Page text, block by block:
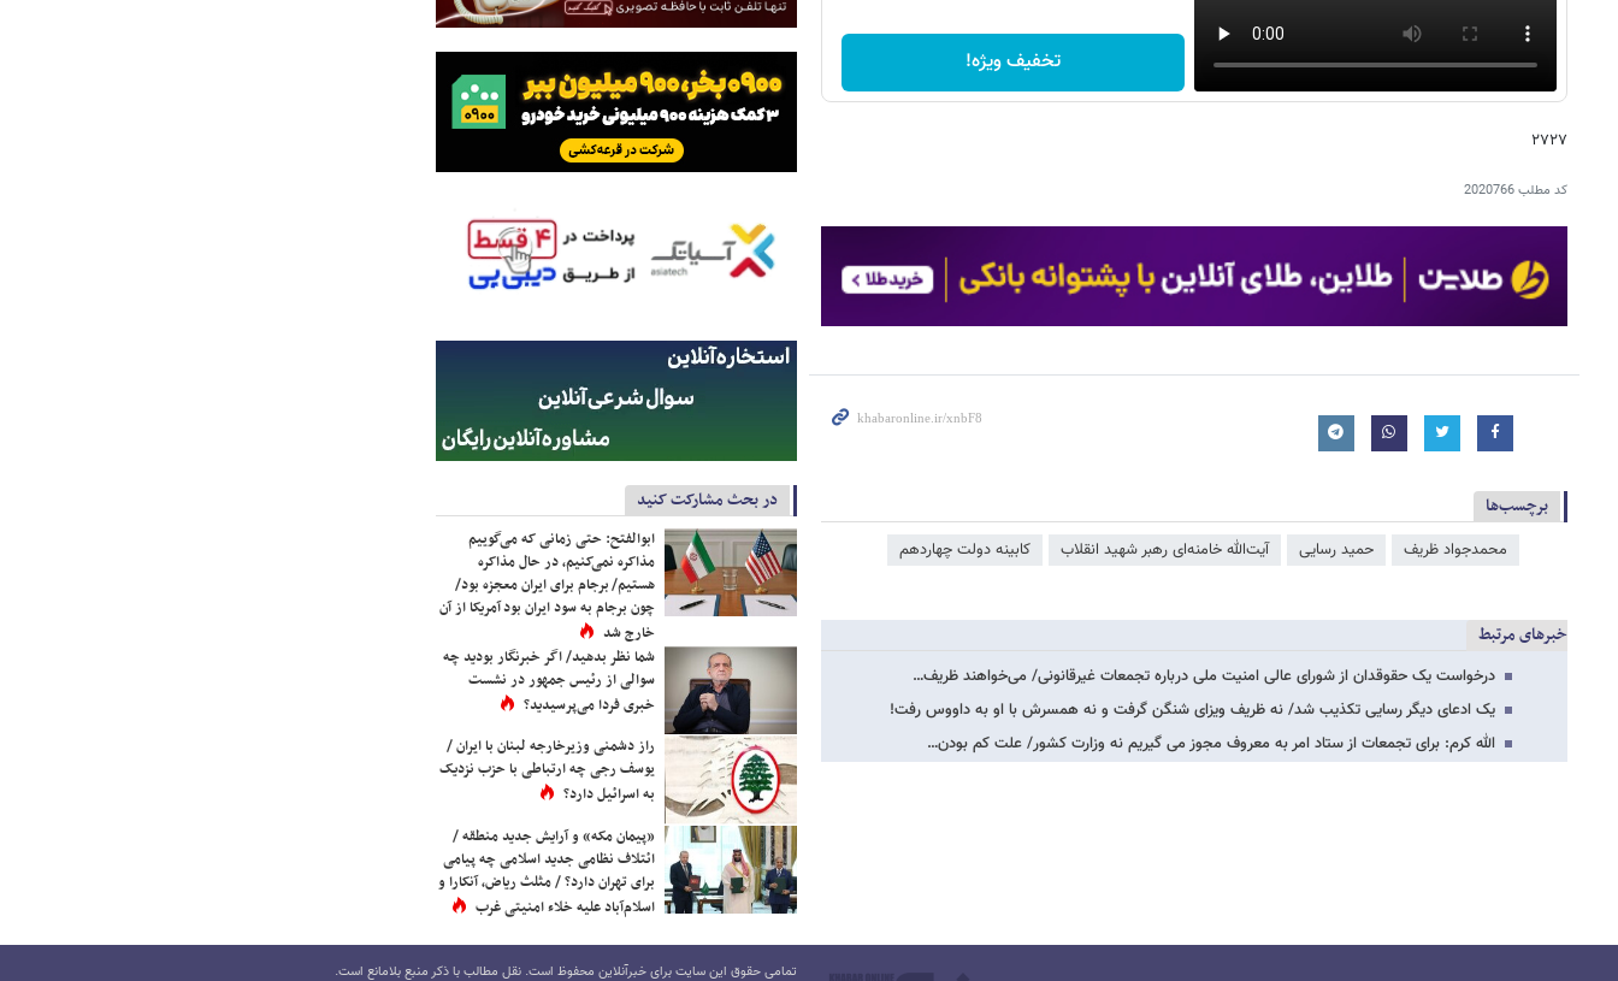
تخفیف ویژه!
۲۷۲۷
کد مطلب2020766
برچسب‌ها
محمدجواد ظریف حمید رسایی آیت‌الله خامنه‌ای رهبر شهید انقلاب کابینه دولت چهاردهم
خبرهای مرتبط
درخواست یک حقوقدان از شورای عالی امنیت ملی درباره تجمعات غیرقانونی/ می‌خواهند ظریف…
یک ادعای دیگر رسایی تکذیب شد/ نه ظریف ویزای شنگن گرفت و نه همسرش با او به داووس رفت!
الله کرم: برای تجمعات از ستاد امر به معروف مجوز می گیریم نه وزارت کشور/ علت کم بودن…
در بحث مشارکت کنید
ابوالفتح: حتی زمانی که می‌گوییم
مذاکره نمی‌کنیم، در حال مذاکره
هستیم/ برجام برای ایران معجزه بود/
چون برجام به سود ایران بود آمریکا از آن
خارج شد
شما نظر بدهید/ اگر خبرنگار بودید چه
سوالی از رئیس جمهور در نشست
خبری فردا می‌پرسیدید؟
راز دشمنی وزیرخارجه لبنان با ایران /
یوسف رجی چه ارتباطی با حزب نزدیک
به اسرائیل دارد؟
«پیمان مکه» و آرایش جدید منطقه /
ائتلاف نظامی جدید اسلامی چه پیامی
برای تهران دارد؟ / مثلث ریاض، آنکارا و
اسلام‌آباد علیه خلاء امنیتی غرب
تمامی حقوق این سایت برای خبرآنلاین محفوظ است. نقل مطالب با ذکر منبع بلامانع است.